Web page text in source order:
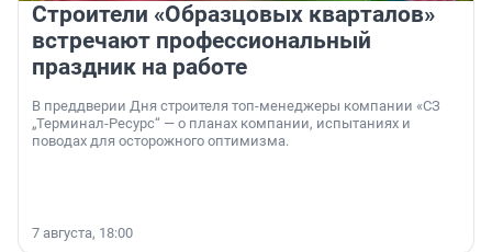
Строители «Образцовых кварталов»
встречают профессиональный
праздник на работе
В преддверии Дня строителя топ-менеджеры компании «СЗ
„Терминал-Ресурс“ — о планах компании, испытаниях и
поводах для осторожного оптимизма.
7 августа, 18:00